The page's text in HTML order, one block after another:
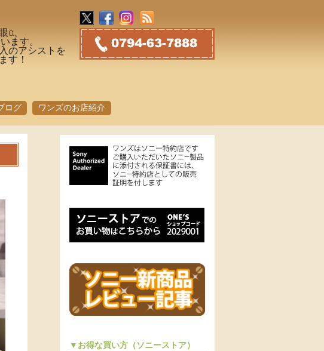
、
ます。
のアシストを
す！
ログ ワンズのお店紹介
▼お得な買い方（ソニーストア）